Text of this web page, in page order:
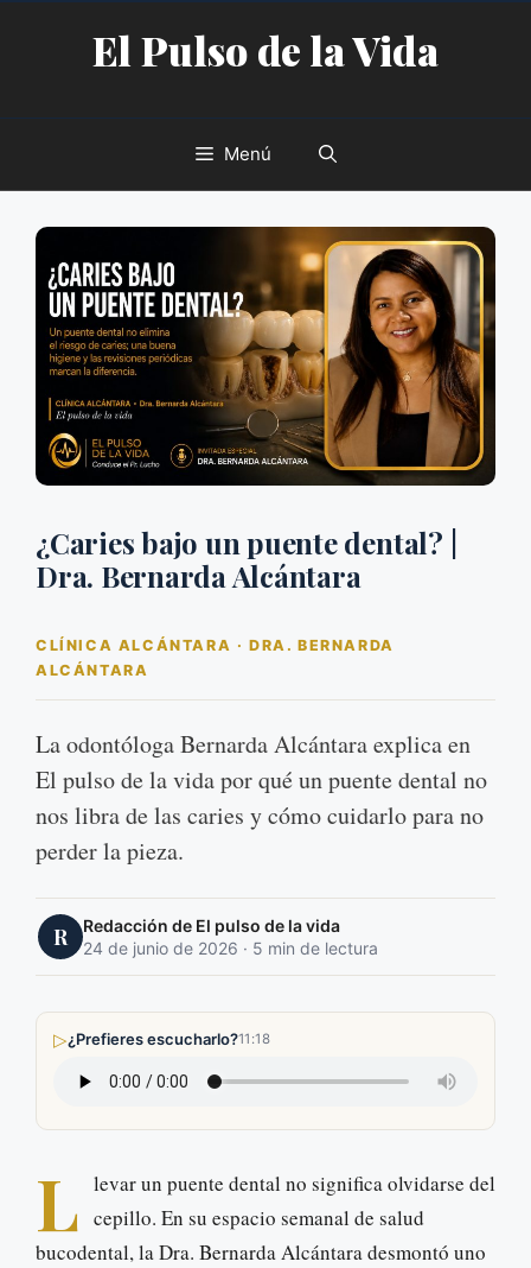
contenidoEl Pulso de la Vida
Menú
¿Caries bajo un puente dental? |
Dra. Bernarda Alcántara
CLÍNICA ALCÁNTARA · DRA. BERNARDA
ALCÁNTARA
La odontóloga Bernarda Alcántara explica en
El pulso de la vida por qué un puente dental no
nos libra de las caries y cómo cuidarlo para no
perder la pieza.
R
Redacción de El pulso de la vida
24 de junio de 2026 · 5 min de lectura
▷¿Prefieres escucharlo?11:18
L levar un puente dental no significa olvidarse del
cepillo. En su espacio semanal de salud
bucodental, la Dra. Bernarda Alcántara desmontó uno